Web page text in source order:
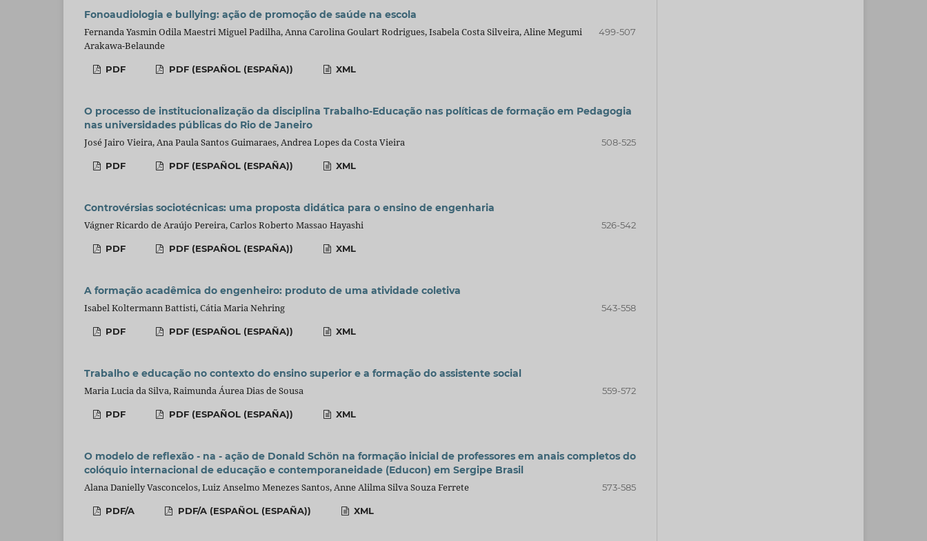
Fonoaudiologia e bullying: ação de promoção de saúde na escola
Fernanda Yasmin Odila Maestri Miguel Padilha, Anna Carolina Goulart Rodrigues, Isabela Costa Silveira, Aline Megumi
Arakawa-Belaunde
499-507
PDF PDF (ESPAÑOL (ESPAÑA)) XML
O processo de institucionalização da disciplina Trabalho-Educação nas políticas de formação em Pedagogia
nas universidades públicas do Rio de Janeiro
José Jairo Vieira, Ana Paula Santos Guimaraes, Andrea Lopes da Costa Vieira
508-525
PDF PDF (ESPAÑOL (ESPAÑA)) XML
Controvérsias sociotécnicas: uma proposta didática para o ensino de engenharia
Vágner Ricardo de Araújo Pereira, Carlos Roberto Massao Hayashi
526-542
PDF PDF (ESPAÑOL (ESPAÑA)) XML
A formação acadêmica do engenheiro: produto de uma atividade coletiva
Isabel Koltermann Battisti, Cátia Maria Nehring
543-558
PDF PDF (ESPAÑOL (ESPAÑA)) XML
Trabalho e educação no contexto do ensino superior e a formação do assistente social
Maria Lucia da Silva, Raimunda Áurea Dias de Sousa
559-572
PDF PDF (ESPAÑOL (ESPAÑA)) XML
O modelo de reflexão - na - ação de Donald Schön na formação inicial de professores em anais completos do
colóquio internacional de educação e contemporaneidade (Educon) em Sergipe Brasil
Alana Danielly Vasconcelos, Luiz Anselmo Menezes Santos, Anne Alilma Silva Souza Ferrete
573-585
PDF/A PDF/A (ESPAÑOL (ESPAÑA)) XML